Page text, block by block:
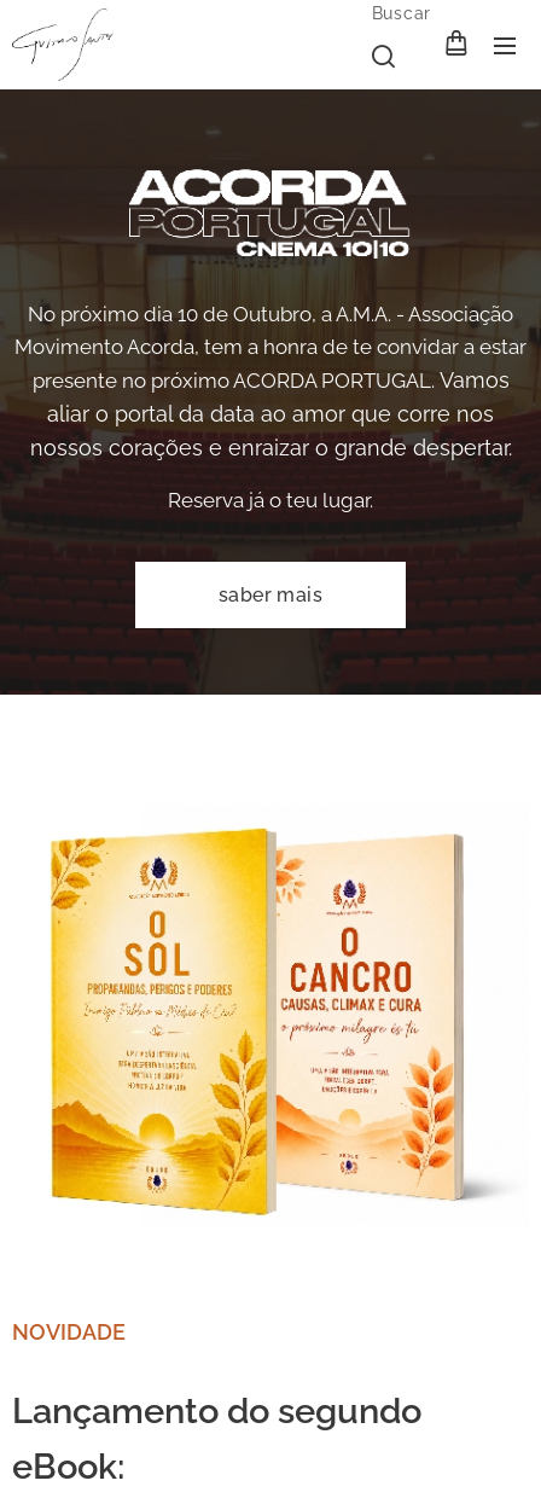
Buscar
No próximo dia 10 de Outubro, a A.M.A. - Associação
Movimento Acorda, tem a honra de te convidar a estar
presente no próximo ACORDA PORTUGAL. Vamos
aliar o portal da data ao amor que corre nos
nossos corações e enraizar o grande despertar.
Reserva já o teu lugar.
saber mais
NOVIDADE
Lançamento do segundo
eBook: